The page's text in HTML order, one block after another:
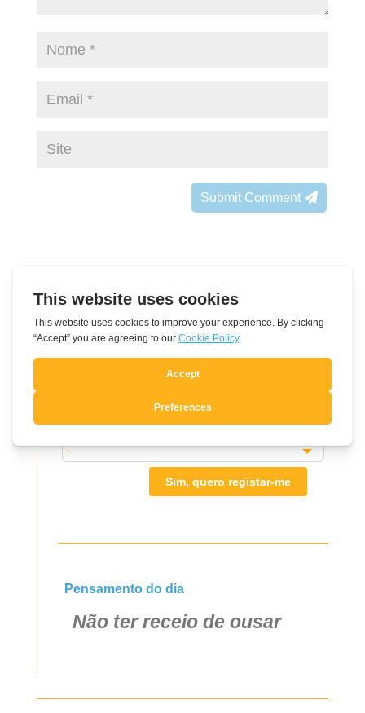
Submit Comment
Subscrever o boletim
informativo
Leave
this
field
Nome
Língua
Sim, quero registar-me
Pensamento do dia
Não ter receio de ousar